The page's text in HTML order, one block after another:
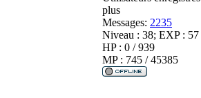
plus
Messages: 2235
Niveau : 38; EXP : 57
HP : 0 / 939
MP : 745 / 45385